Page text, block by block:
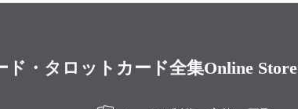
ド・タロットカード全集Online Store